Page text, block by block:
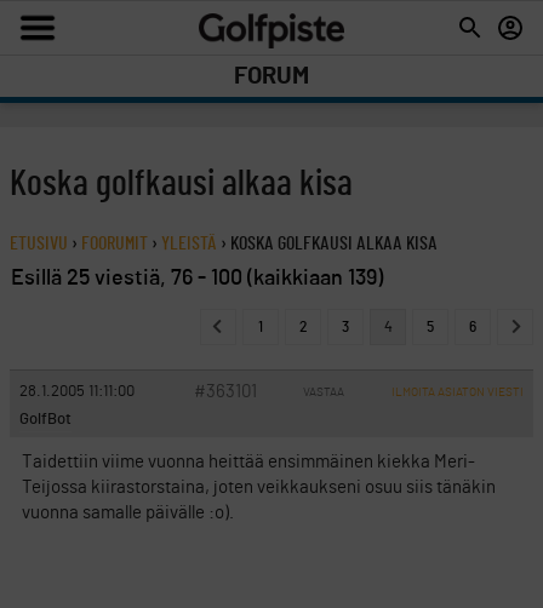
FORUM
Koska golfkausi alkaa kisa
ETUSIVU › FOORUMIT › YLEISTÄ › KOSKA GOLFKAUSI ALKAA KISA
Esillä 25 viestiä, 76 - 100 (kaikkiaan 139)
1 2 3 4 5 6
28.1.2005 11:11:00 #363101 VASTAA ILMOITA ASIATON VIESTI
GolfBot
Taidettiin viime vuonna heittää ensimmäinen kiekka Meri-
Teijossa kiirastorstaina, joten veikkaukseni osuu siis tänäkin
vuonna samalle päivälle :o).